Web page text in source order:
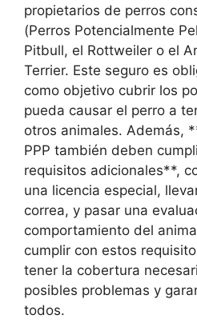
propietarios de perros
(Perros Potencialmente
Pitbull, el Rottweiler o el
Terrier. Este seguro es
como objetivo cubrir los
pueda causar el perro a
otros animales. Además,
PPP también deben
requisitos adicionales**,
una licencia especial,
correa, y pasar una
comportamiento del
cumplir con estos
tener la cobertura
posibles problemas y
todos.